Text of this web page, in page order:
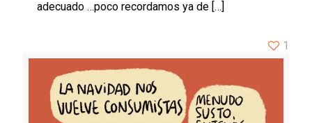
adecuado …poco recordamos ya de […]
1